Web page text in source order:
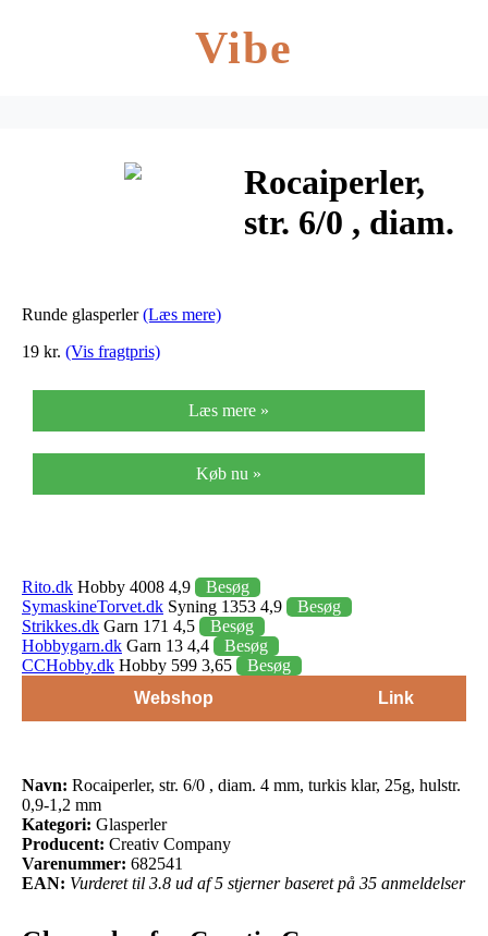
Vibe
Rocaiperler,
str. 6/0 , diam.
mm
Runde glasperler(Læs mere)
19 kr. (Vis fragtpris)
Læs mere »
Køb nu »
Rito.dk Hobby 4008 4,9
Besøg
SymaskineTorvet.dk Syning 1353 4,9
Besøg
Strikkes.dk Garn 171 4,5
Besøg
Hobbygarn.dk Garn 13 4,4
Besøg
CCHobby.dk Hobby 599 3,65
Besøg
Webshop
Link
Navn: Rocaiperler, str. 6/0 , diam. 4 mm, turkis klar, 25g, hulstr.
0,9-1,2 mm
Kategori: Glasperler
Producent: Creativ Company
Varenummer: 682541
EAN: Vurderet til 3.8 ud af 5 stjerner baseret på 35 anmeldelser